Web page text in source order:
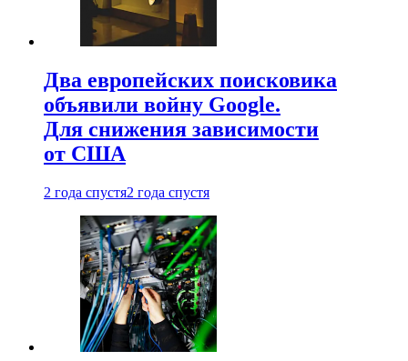
Два европейских поисковика
объявили войну Google.
Для снижения зависимости
от США
2 года спустя2 года спустя